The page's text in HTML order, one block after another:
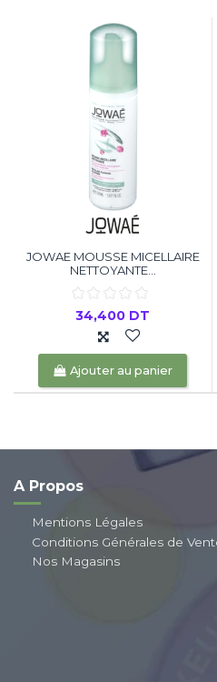
JOWAE MOUSSE MICELLAIRE
NETTOYANTE...
34,400 DT
Ajouter au panier
A Propos
Mentions Légales
Conditions Générales de
Nos Magasins